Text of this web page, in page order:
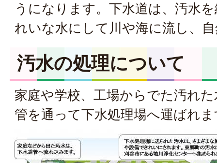
うになります。下水道は、汚水
れいな水にして川や海に流し、
汚水の処理について
家庭や学校、工場からでた汚れ
管を通って下水処理場へ運ばれ